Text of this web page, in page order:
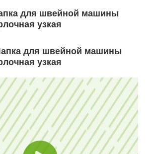
для швейной машины
узкая
для швейной машины
узкая